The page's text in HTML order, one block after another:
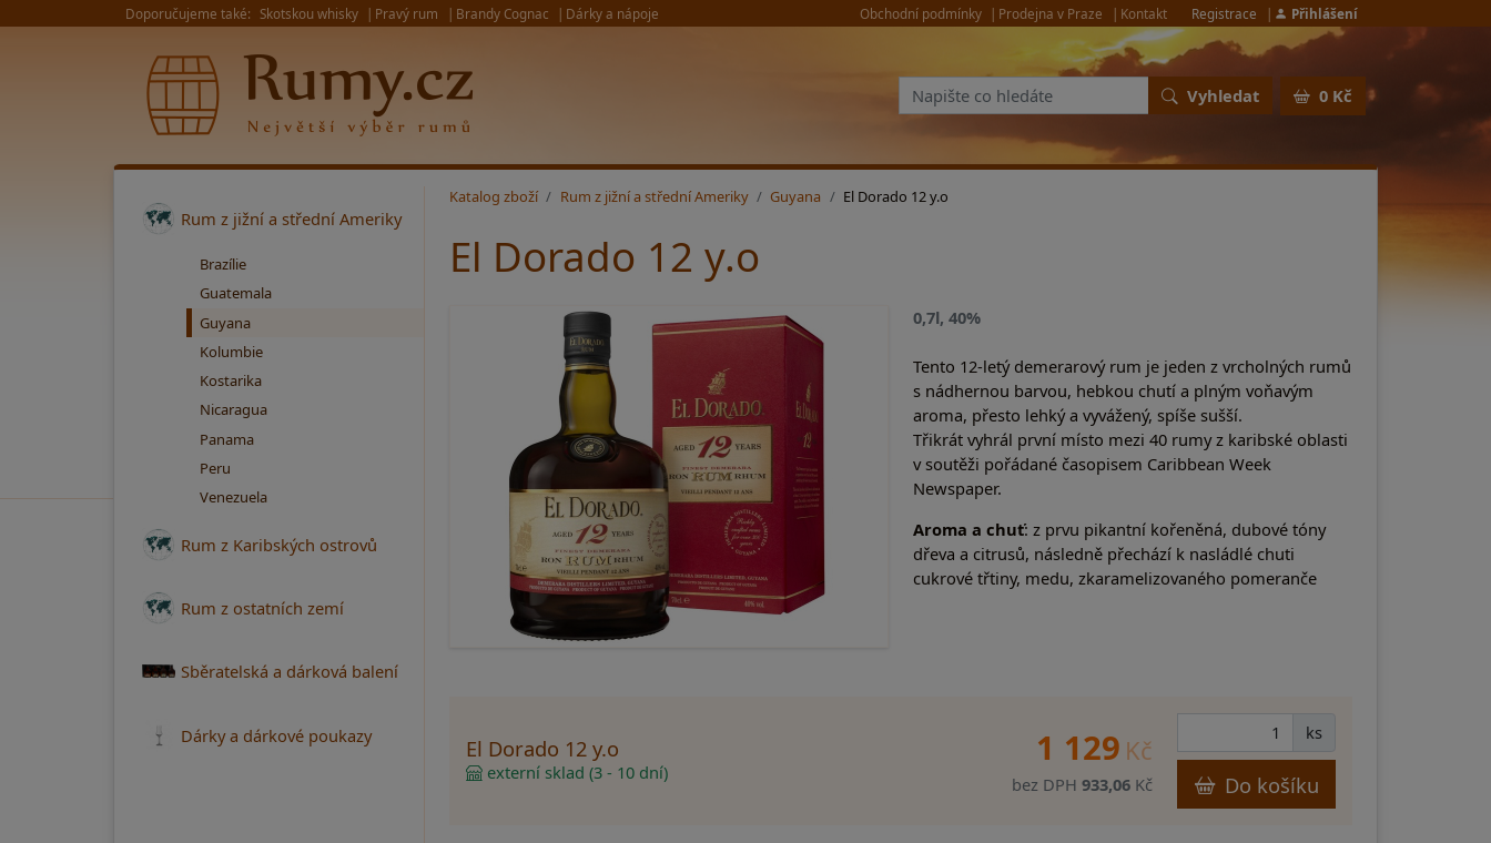
Doporučujeme také: Skotskou whisky Pravý rum Brandy Cognac Dárky a nápoje Obchodní podmínky Prodejna v Praze Kontakt Registrace Přihlášení
Vyhledat 0 Kč
Rum z jižní a střední Ameriky
Brazílie
Guatemala
Guyana
Kolumbie
Kostarika
Nicaragua
Panama
Peru
Venezuela
Rum z Karibských ostrovů
Rum z ostatních zemí
Sběratelská a dárková balení
Dárky a dárkové poukazy
Katalog zboží Rum z jižní a střední Ameriky Guyana El Dorado 12 y.o
El Dorado 12 y.o
0,7l, 40%
Tento 12-letý demerarový rum je jeden z vrcholných rumů
s nádhernou barvou, hebkou chutí a plným voňavým
aroma, přesto lehký a vyvážený, spíše sušší.
Třikrát vyhrál první místo mezi 40 rumy z karibské oblasti
v soutěži pořádané časopisem Caribbean Week
Newspaper.
Aroma a chuť: z prvu pikantní kořeněná, dubové tóny
dřeva a citrusů, následně přechází k nasládlé chuti
cukrové třtiny, medu, zkaramelizovaného pomeranče
El Dorado 12 y.o
externí sklad (3 - 10 dní)
1 129 Kč
bez DPH933,06 Kč
ks
Do košíku